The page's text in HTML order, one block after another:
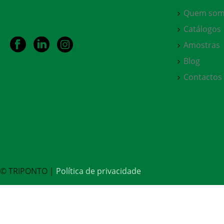
Quem
Catálogos
Amostras
Blog
Contactos
© TRIPONTO | Política de privacidade